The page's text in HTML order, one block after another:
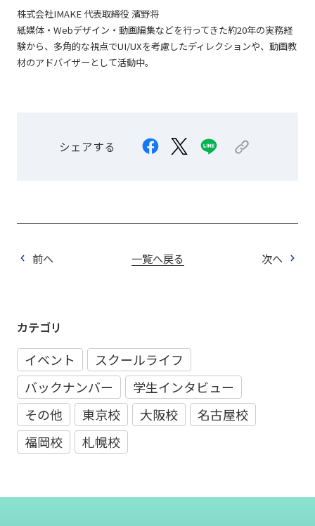
株式会社IMAKE 代表取締役 濱野将
紙媒体・Webデザイン・動画編集などを行ってきた約20年の実務経
験から、多角的な視点でUI/UXを考慮したディレクションや、動画教
材のアドバイザーとして活動中。
シェアする
前へ 一覧へ戻る 次へ
カテゴリ
イベント
スクールライフ
バックナンバー
学生インタビュー
その他
東京校 大阪校
名古屋校
福岡校
札幌校